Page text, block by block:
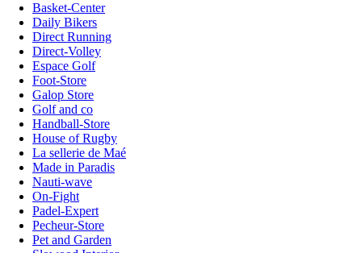
Basket-Center
Daily Bikers
Direct Running
Direct-Volley
Espace Golf
Foot-Store
Galop Store
Golf and co
Handball-Store
House of Rugby
La sellerie de Maé
Made in Paradis
Nauti-wave
On-Fight
Padel-Expert
Pecheur-Store
Pet and Garden